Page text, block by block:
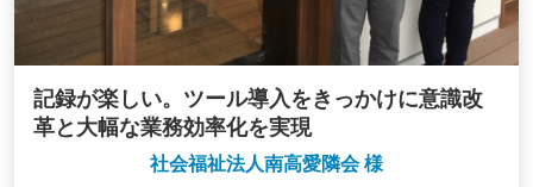
記録が楽しい。ツール導入をきっかけに意識改
革と大幅な業務効率化を実現
社会福祉法人南高愛隣会 様